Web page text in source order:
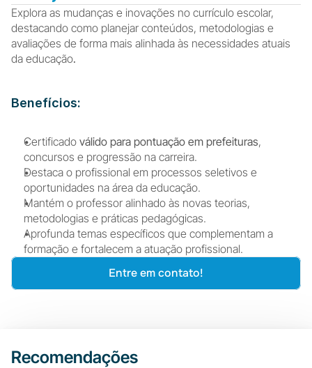
Explora as mudanças e inovações no currículo escolar,
destacando como planejar conteúdos, metodologias e
avaliações de forma mais alinhada às necessidades atuais
da educação.
Benefícios:
Certificado válido para pontuação em prefeituras,
concursos e progressão na carreira.
Destaca o profissional em processos seletivos e
oportunidades na área da educação.
Mantém o professor alinhado às novas teorias,
metodologias e práticas pedagógicas.
Aprofunda temas específicos que complementam a
formação e fortalecem a atuação profissional.
Entre em contato!
Recomendações